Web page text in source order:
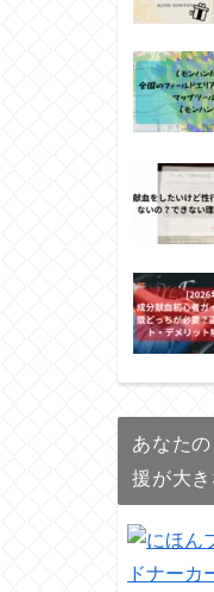
あなた
援が大